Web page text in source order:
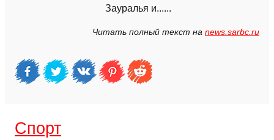
Зауралья и......
Читать полный текст на news.sarbc.ru
Спорт